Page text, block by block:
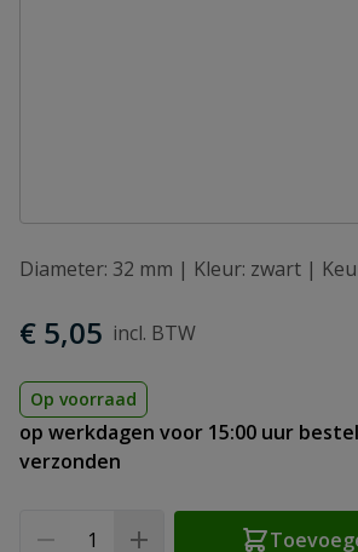
Diameter: 32 mm | Kleur: zwart |
€ 5,05
Op voorraad
op werkdagen voor 15:00 uur
verzonden